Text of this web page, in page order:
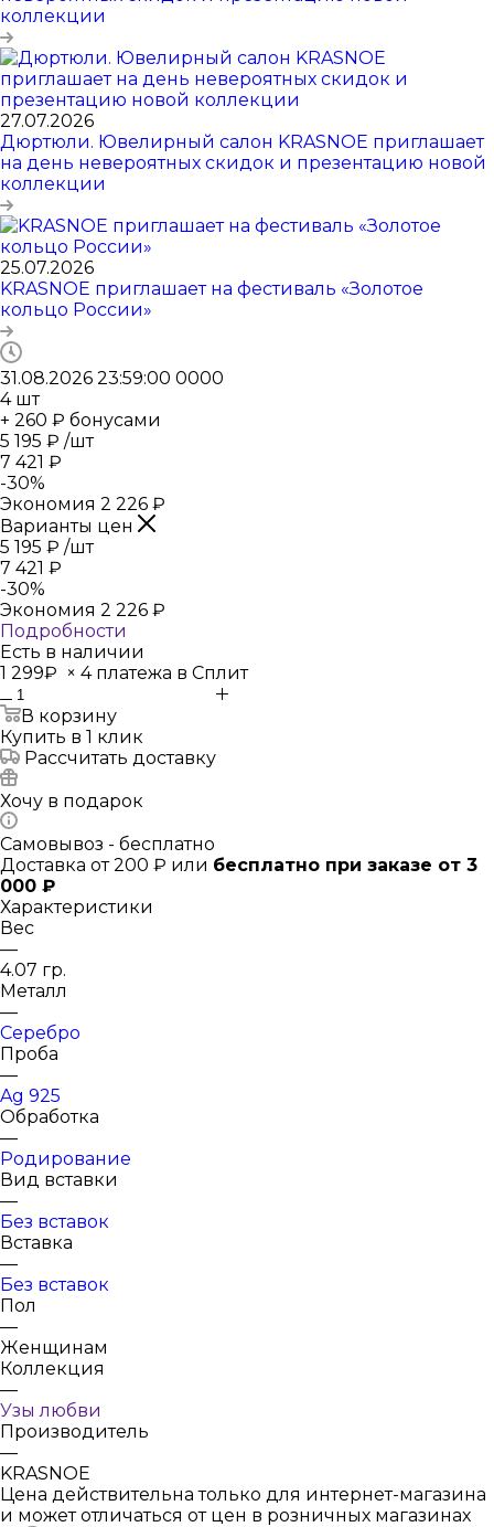
коллекции
27.07.2026
Дюртюли. Ювелирный салон KRASNOE приглашает
на день невероятных скидок и презентацию новой
коллекции
25.07.2026
KRASNOE приглашает на фестиваль «Золотое
кольцо России»
31.08.2026 23:59:00 0000
4 шт
+ 260 ₽ бонусами
5 195 ₽ /шт
7 421 ₽
-30%
Экономия 2 226 ₽
Варианты цен
5 195 ₽ /шт
7 421 ₽
-30%
Экономия 2 226 ₽
Подробности
Есть в наличии
1 299₽ × 4 платежа в Сплит
В корзину
Купить в 1 клик
Рассчитать доставку
Хочу в подарок
Самовывоз - бесплатно
Доставка от 200 ₽ или бесплатно при заказе от 3
000 ₽
Характеристики
Вес
—
4.07 гр.
Металл
—
Серебро
Проба
—
Ag 925
Обработка
—
Родирование
Вид вставки
—
Без вставок
Вставка
—
Без вставок
Пол
—
Женщинам
Коллекция
—
Узы любви
Производитель
—
KRASNOE
Цена действительна только для интернет-магазина
и может отличаться от цен в розничных магазинах